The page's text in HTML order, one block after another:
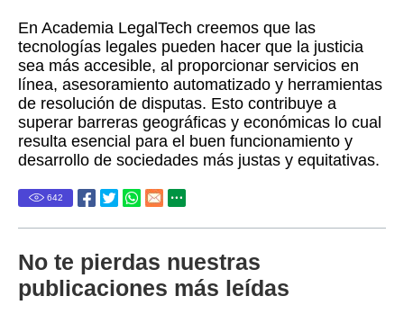
En Academia LegalTech creemos que las
tecnologías legales pueden hacer que la justicia
sea más accesible, al proporcionar servicios en
línea, asesoramiento automatizado y herramientas
de resolución de disputas. Esto contribuye a
superar barreras geográficas y económicas lo cual
resulta esencial para el buen funcionamiento y
desarrollo de sociedades más justas y equitativas.
642
No te pierdas nuestras
publicaciones más leídas